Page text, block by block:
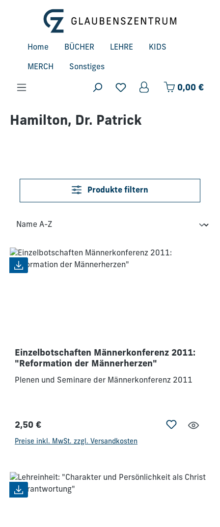
Zum Hauptinhalt springen
Home BÜCHER LEHRE KIDS
MERCH Sonstiges
0,00 €
Hamilton, Dr. Patrick
Produkte filtern
Einzelbotschaften Männerkonferenz 2011:
"Reformation der Männerherzen"
Plenen und Seminare der Männerkonferenz 2011
Regulärer Preis:
2,50 €
Preise inkl. MwSt. zzgl. Versandkosten